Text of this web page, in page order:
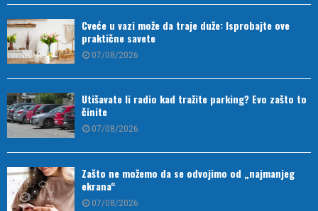
Cveće u vazi može da traje duže: Isprobajte ove
praktične savete
07/08/2026
Utišavate li radio kad tražite parking? Evo zašto to
činite
07/08/2026
Zašto ne možemo da se odvojimo od „najmanjeg
ekrana“
07/08/2026